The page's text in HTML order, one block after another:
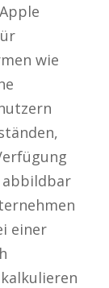
wie
abbildbar
einer